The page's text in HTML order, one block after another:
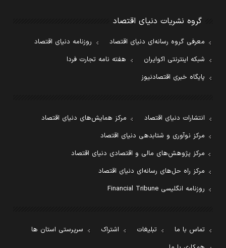
گروه نشریات دنیای اقتصاد
معرفی گروه رسانه‌ای دنیای اقتصاد
روزنامه دنیای اقتصاد
شبکه اینترنتی اکوایران
هفته نامه تجارت فردا
پایگاه خبری اقتصادنیوز
انتشارات دنیای اقتصاد
مرکز همایش‌های دنیای اقتصاد
مرکز نوآوری و شتابدهی دنیای اقتصاد
مرکز پژوهش‌های مالی و اقتصادی دنیای اقتصاد
مرکز راه حل‌های رسانه‌ای دنیای اقتصاد
روزنامه انگلیسی Financial Tribune
تماس با ما تبلیغات اشتراک
سرپرستی استان ها